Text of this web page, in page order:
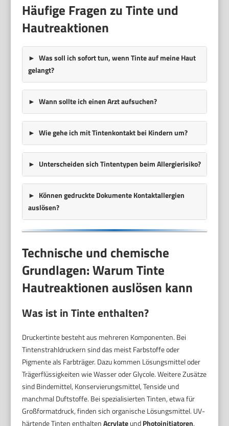
Häufige Fragen zu Tinte und
Hautreaktionen
Was soll ich sofort tun, wenn Tinte auf meine Haut
gelangt?
Wann sollte ich einen Arzt aufsuchen?
Wie gehe ich mit Tintenkontakt bei Kindern um?
Unterscheiden sich Tintentypen beim Allergierisiko?
Können gedruckte Dokumente Kontaktallergien
auslösen?
Technische und chemische
Grundlagen: Warum Tinte
Hautreaktionen auslösen kann
Was ist in Tinte enthalten?
Druckertinte besteht aus mehreren Komponenten. Bei
Tintenstrahldruckern sind das meist Farbstoffe oder
Pigmente als Farbträger. Dazu kommen Lösungsmittel oder
Trägerflüssigkeiten wie Wasser oder Glycole. Weitere Zusätze
sind Bindemittel, Konservierungsmittel, Tenside und
manchmal Duftstoffe. Bei spezialisierten Tinten, etwa für
Großformatdruck, finden sich organische Lösungsmittel. UV-
härtende Tinten enthaltenAcrylateundPhotoinitiatoren.